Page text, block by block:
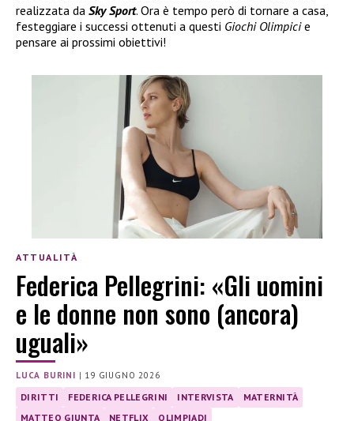
realizzata da Sky Sport. Ora è tempo però di tornare a casa,
festeggiare i successi ottenuti a questi Giochi Olimpicie
pensare ai prossimi obiettivi!
ATTUALITÀ
Federica Pellegrini: «Gli uomini
e le donne non sono (ancora)
uguali»
LUCA BURINI | 19 GIUGNO 2026
DIRITTI FEDERICA PELLEGRINI INTERVISTA
MATERNITÀ
MATTEO GIUNTA
NETFLIX OLIMPIADI